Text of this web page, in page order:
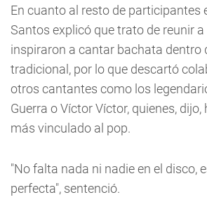
En cuanto al resto de participantes
Santos explicó que trato de reunir a
inspiraron a cantar bachata dentro
tradicional, por lo que descartó
otros cantantes como los
Guerra o Víctor Víctor, quienes,
más vinculado al pop.
"No falta nada ni nadie en el disco,
perfecta", sentenció.